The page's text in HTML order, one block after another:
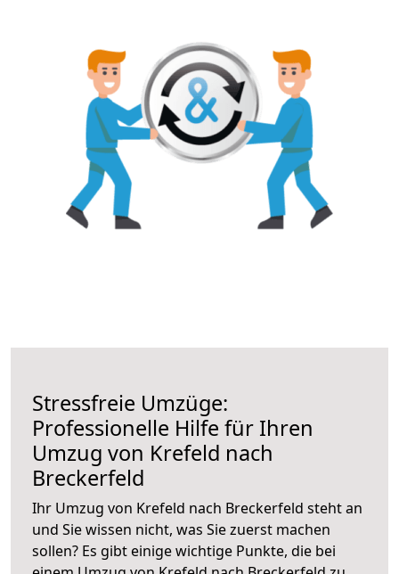
Stressfreie Umzüge:
Professionelle Hilfe für Ihren
Umzug von Krefeld nach
Breckerfeld
Ihr Umzug von Krefeld nach Breckerfeld steht an
und Sie wissen nicht, was Sie zuerst machen
sollen? Es gibt einige wichtige Punkte, die bei